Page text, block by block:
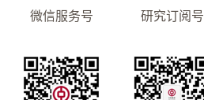
微信服务号 研究订阅号